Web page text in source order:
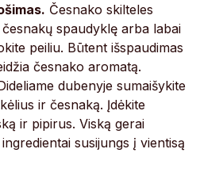
Česnako skilteles
spaudyklę arba labai
peiliu. Būtent išspaudimas
česnako aromatą.
dubenyje sumaišykite
ir česnaką. Įdėkite
ir pipirus. Viską gerai
susijungs į vientisą